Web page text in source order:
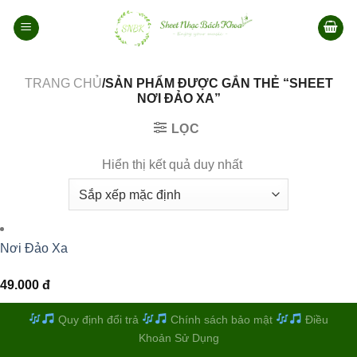
qua
TRANG CHỦ/SẢN PHẨM ĐƯỢC GẮN THẺ “SHEET
NƠI ĐẢO XA”
LỌC
Hiển thị kết quả duy nhất
Nơi Đảo Xa
49.000 đ
Quy định đổi trả Chính sách bảo mật
Điều
Khoản Sử Dụng